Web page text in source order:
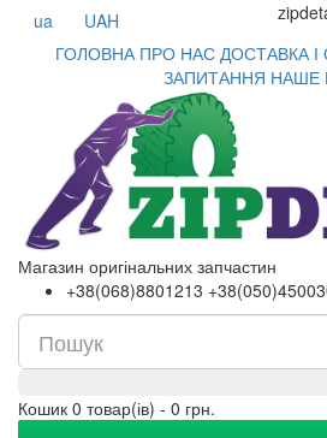
ua UAH
ГОЛОВНА ПРО НАС ДОСТАВКА І
ЗАПИТАННЯ НАШЕ
Магазин оригінальних запчастин
+38(068)8801213
Кошик 0 товар(ів) - 0 грн.